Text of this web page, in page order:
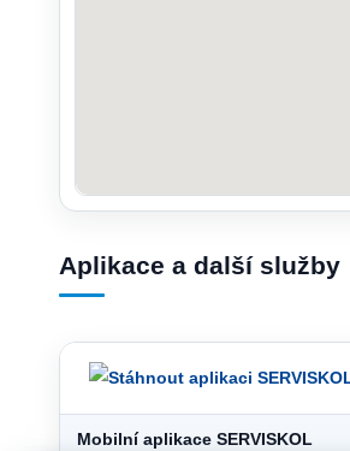
Aplikace a další služby
Mobilní aplikace SERVISKOL